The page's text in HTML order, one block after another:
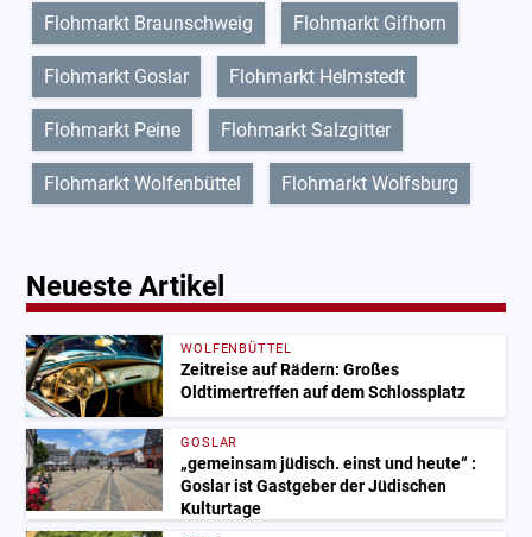
Flohmarkt Braunschweig Flohmarkt Gifhorn
Flohmarkt Goslar Flohmarkt Helmstedt
Flohmarkt Peine Flohmarkt Salzgitter
Flohmarkt Wolfenbüttel Flohmarkt Wolfsburg
Neueste Artikel
WOLFENBÜTTEL
Zeitreise auf Rädern: Großes
Oldtimertreffen auf dem Schlossplatz
GOSLAR
„gemeinsam jüdisch. einst und heute“ :
Goslar ist Gastgeber der Jüdischen
Kulturtage